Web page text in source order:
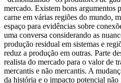
mercado. Existem bons argumentos
carne em várias regiões do mundo,
espaço para evidências sobre
uma conversa considerando as
produção residual em sistemas e
reduz a produção em outras. Parte
realista do mercado para o valor de
mercantis e não mercantis. A
da história e o impacto potencial não